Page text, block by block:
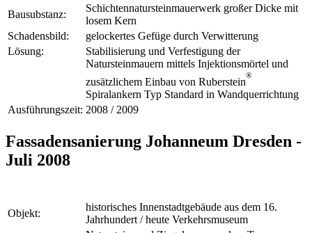
Bausubstanz:
Schichtennatursteinmauerwerk großer Dicke mit
losem Kern
Schadensbild:
gelockertes Gefüge durch Verwitterung
Lösung:
Stabilisierung und Verfestigung der
Natursteinmauern mittels Injektionsmörtel und
zusätzlichem Einbau von Ruberstein
®
Spiralankern Typ Standard in Wandquerrichtung
Ausführungszeit: 2008 / 2009
Fassadensanierung Johanneum Dresden -
Juli 2008
Objekt:
historisches Innenstadtgebäude aus dem 16.
Jahrhundert / heute Verkehrsmuseum